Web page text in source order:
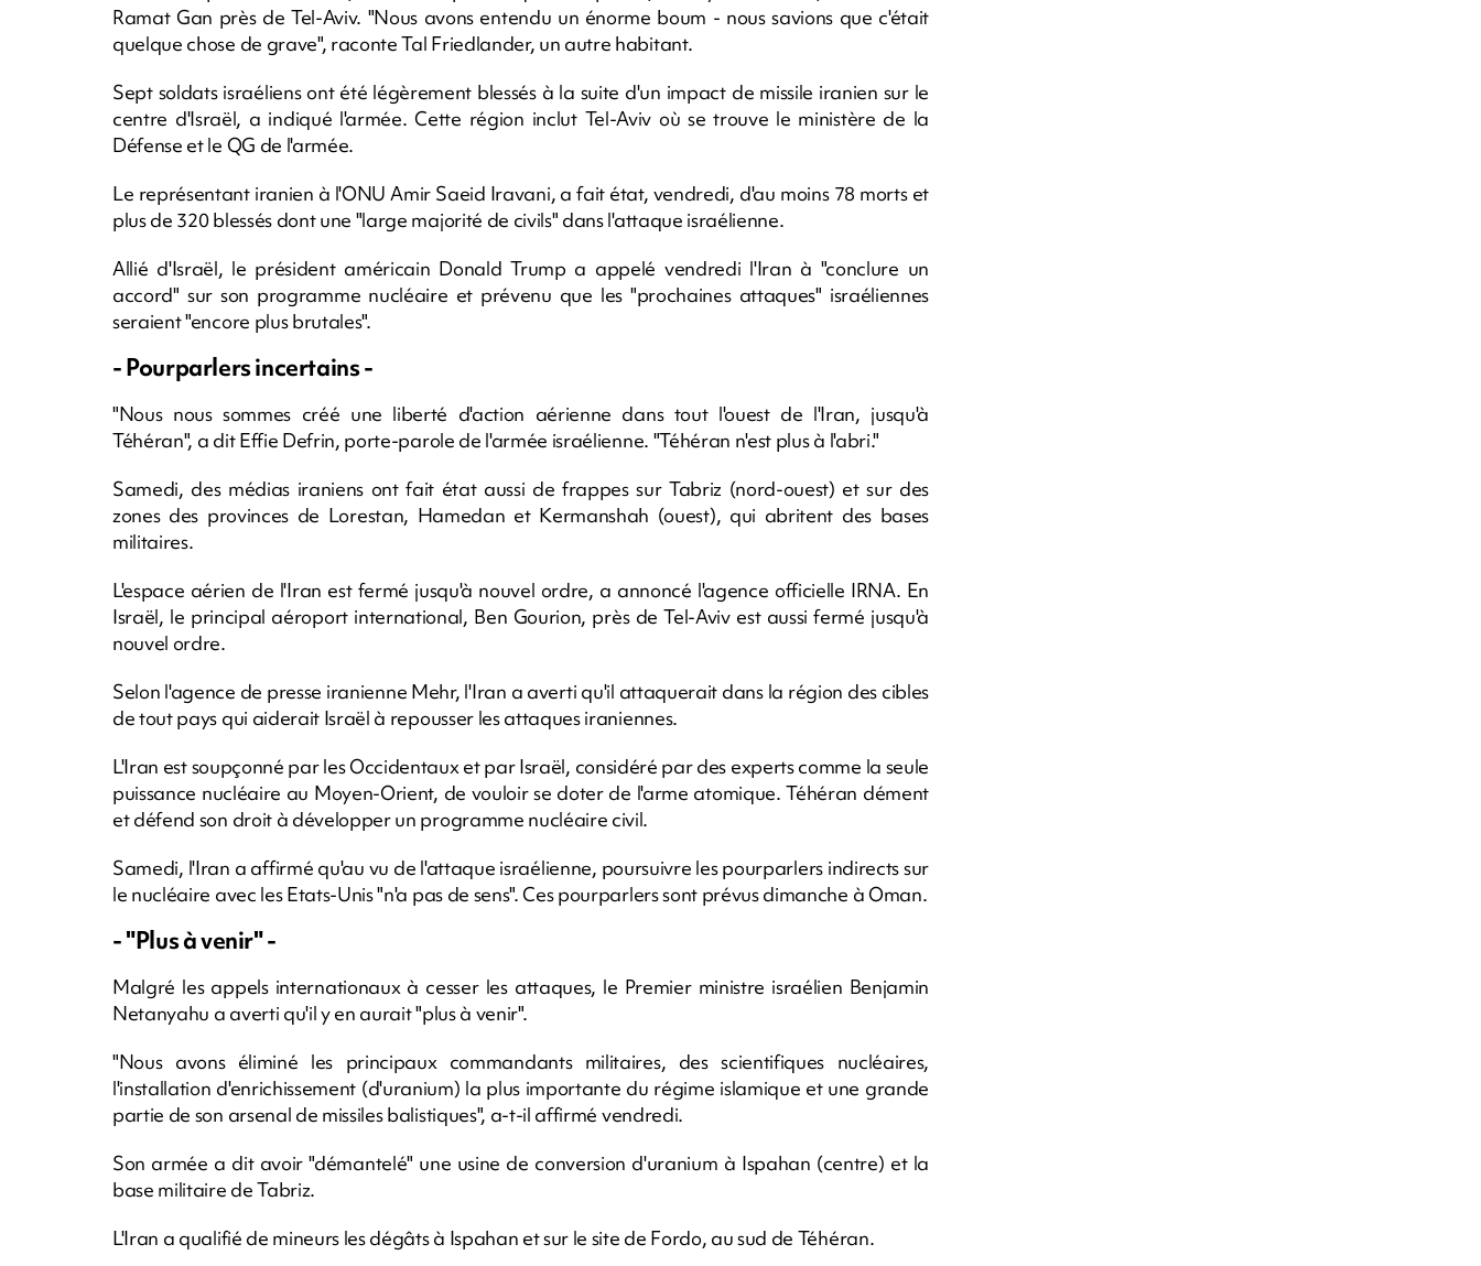
Ramat Gan près de Tel-Aviv. "Nous avons entendu un énorme boum - nous savions que c'était
quelque chose de grave", raconte Tal Friedlander, un autre habitant.
Sept soldats israéliens ont été légèrement blessés à la suite d'un impact de missile iranien sur le
centre d'Israël, a indiqué l'armée. Cette région inclut Tel-Aviv où se trouve le ministère de la
Défense et le QG de l'armée.
Le représentant iranien à l'ONU Amir Saeid Iravani, a fait état, vendredi, d'au moins 78 morts et
plus de 320 blessés dont une "large majorité de civils" dans l'attaque israélienne.
Allié d'Israël, le président américain Donald Trump a appelé vendredi l'Iran à "conclure un
accord" sur son programme nucléaire et prévenu que les "prochaines attaques" israéliennes
seraient "encore plus brutales".
- Pourparlers incertains -
"Nous nous sommes créé une liberté d'action aérienne dans tout l'ouest de l'Iran, jusqu'à
Téhéran", a dit Effie Defrin, porte-parole de l'armée israélienne. "Téhéran n'est plus à l'abri."
Samedi, des médias iraniens ont fait état aussi de frappes sur Tabriz (nord-ouest) et sur des
zones des provinces de Lorestan, Hamedan et Kermanshah (ouest), qui abritent des bases
militaires.
L'espace aérien de l'Iran est fermé jusqu'à nouvel ordre, a annoncé l'agence officielle IRNA. En
Israël, le principal aéroport international, Ben Gourion, près de Tel-Aviv est aussi fermé jusqu'à
nouvel ordre.
Selon l'agence de presse iranienne Mehr, l'Iran a averti qu'il attaquerait dans la région des cibles
de tout pays qui aiderait Israël à repousser les attaques iraniennes.
L'Iran est soupçonné par les Occidentaux et par Israël, considéré par des experts comme la seule
puissance nucléaire au Moyen-Orient, de vouloir se doter de l'arme atomique. Téhéran dément
et défend son droit à développer un programme nucléaire civil.
Samedi, l'Iran a affirmé qu'au vu de l'attaque israélienne, poursuivre les pourparlers indirects sur
le nucléaire avec les Etats-Unis "n'a pas de sens". Ces pourparlers sont prévus dimanche à Oman.
- "Plus à venir" -
Malgré les appels internationaux à cesser les attaques, le Premier ministre israélien Benjamin
Netanyahu a averti qu'il y en aurait "plus à venir".
"Nous avons éliminé les principaux commandants militaires, des scientifiques nucléaires,
l'installation d'enrichissement (d'uranium) la plus importante du régime islamique et une grande
partie de son arsenal de missiles balistiques", a-t-il affirmé vendredi.
Son armée a dit avoir "démantelé" une usine de conversion d'uranium à Ispahan (centre) et la
base militaire de Tabriz.
L'Iran a qualifié de mineurs les dégâts à Ispahan et sur le site de Fordo, au sud de Téhéran.